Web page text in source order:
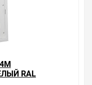
у менеджера.
по тому, что мы
товара,
купить.
рассказать
который для вас
RAL